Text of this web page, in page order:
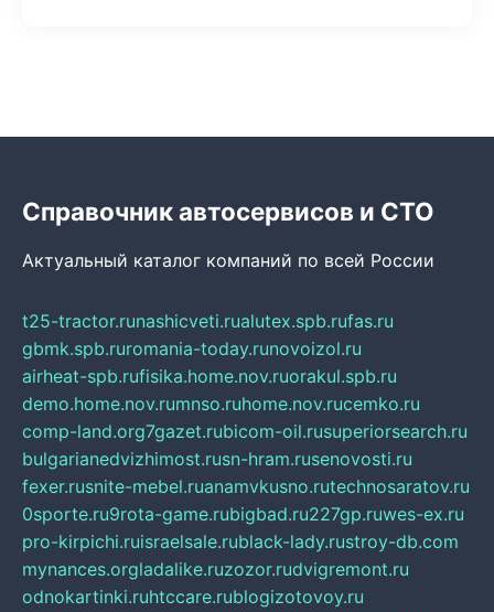
Справочник автосервисов и СТО
Актуальный каталог компаний по всей России
t25-tractor.runashicveti.rualutex.spb.rufas.ru
gbmk.spb.ruromania-today.runovoizol.ru
airheat-spb.rufisika.home.nov.ruorakul.spb.ru
demo.home.nov.rumnso.ruhome.nov.rucemko.ru
comp-land.org7gazet.rubicom-oil.rusuperiorsearch.ru
bulgarianedvizhimost.rusn-hram.rusenovosti.ru
fexer.rusnite-mebel.ruanamvkusno.rutechnosaratov.ru
0sporte.ru9rota-game.rubigbad.ru227gp.ruwes-ex.ru
pro-kirpichi.ruisraelsale.rublack-lady.rustroy-db.com
mynances.orgladalike.ruzozor.rudvigremont.ru
odnokartinki.ruhtccare.rublogizotovoy.ru